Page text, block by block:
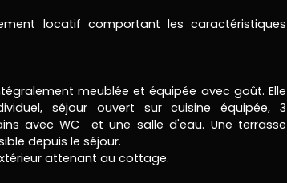
locatif comportant les caractéristiques
meublée et équipée avec goût. Elle
séjour ouvert sur cuisine équipée, 3
avec WC et une salle d'eau. Une terrasse
depuis le séjour.
attenant au cottage.